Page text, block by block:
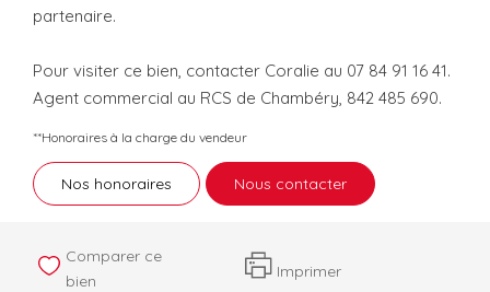
partenaire.
Pour visiter ce bien, contacter Coralie au 07 84 91 16 41.
Agent commercial au RCS de Chambéry, 842 485 690.
**Honoraires à la charge du vendeur
Nos honoraires Nous contacter
Comparer ce
bien
Imprimer